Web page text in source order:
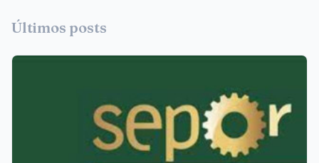
Últimos posts